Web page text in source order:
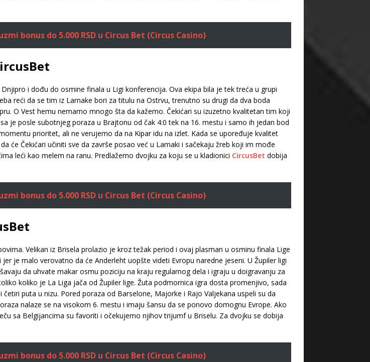
bonus do 5.000 RSD u Circus Bet (Circus Casino)
i dođu do osmine finala u Ligi konferencija. Ova ekipa bila je tek treća u grupi
reći da se tim iz Larnake bori za titulu na Ostrvu, trenutno su drugi da dva boda
O Vest hemu nemamo mnogo šta da kažemo. Čekićari su izuzetno kvalitetan tim koji
je posle subotnjeg poraza u Brajtonu od čak 4:0 tek na 16. mestu i samo ih jedan bod
prioritet, ali ne verujemo da na Kipar idu na izlet. Kada se upoređuje kvalitet
će Čekićari učiniti sve da završe posao već u Larnaki i sačekaju žreb koji im mođe
leći kao melem na ranu. Predlažemo dvojku za koju se u kladionici CircusBet dobija
bonus do 5.000 RSD u Circus Bet (Circus Casino)
Velikan iz Brisela prolazio je kroz težak period i ovaj plasman u osminu finala Lige
je malo verovatno da će Anderleht uopšte videti Evropu naredne jeseni. U Župiler ligi
da uhvate makar osmu poziciju na kraju regularnog dela i igraju u doigravanju za
koliko je La Liga jača od Župiler lige. Žuta podmornica igra dosta promenjivo, sada
puta u nizu. Pored poraza od Barselone, Majorke i Rajo Valjekana uspeli su da
nalaze se na visokom 6. mestu i imaju šansu da se ponovo domognu Evrope. Ako
sa Belgijancima su favoriti i očekujemo njihov trijumf u Briselu. Za dvojku se dobija
bonus do 5.000 RSD u Circus Bet (Circus Casino)